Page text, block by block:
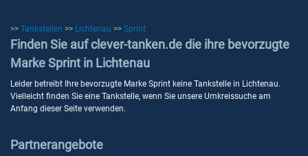
>> Tankstellen >> Lichtenau >> Sprint
Finden Sie auf clever-tanken.de die ihre bevorzugte
Marke Sprint in Lichtenau
Leider betreibt Ihre bevorzugte Marke Sprint keine Tankstelle in Lichtenau.
Vielleicht finden Sie eine Tankstelle, wenn Sie unsere Umkreissuche am
Anfang dieser Seite verwenden.
Partnerangebote